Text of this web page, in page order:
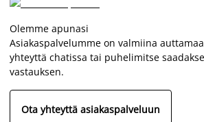
Olemme apunasi
Asiakaspalvelumme on valmiina
yhteyttä chatissa tai puhelimitse
vastauksen.
Ota yhteyttä asiakaspalveluun